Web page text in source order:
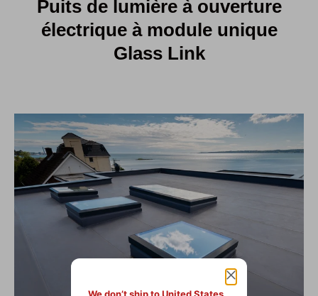
Puits de lumière à ouverture
électrique à module unique
Glass Link